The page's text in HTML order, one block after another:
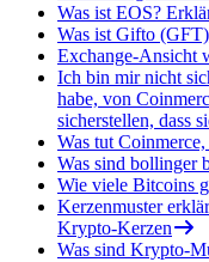
Was ist EOS?
Was ist Gifto
Exchange-Ansicht
Ich bin mir nicht
habe, von
sicherstellen, dass
Was tut
Was sind bollinger
Wie viele Bitcoins
Kerzenmuster
Krypto-Kerzen
Was sind Krypto-